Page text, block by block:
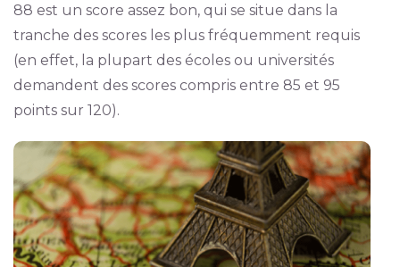
88 est un score assez bon, qui se situe dans la
tranche des scores les plus fréquemment requis
(en effet, la plupart des écoles ou universités
demandent des scores compris entre 85 et 95
points sur 120).